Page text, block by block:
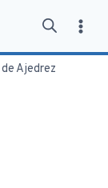
Ajedrez